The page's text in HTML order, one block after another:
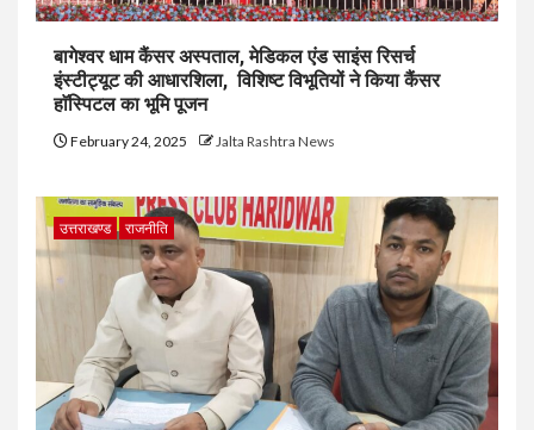
बागेश्वर धाम कैंसर अस्पताल, मेडिकल एंड साइंस रिसर्च
इंस्टीट्यूट की आधारशिला, विशिष्ट विभूतियों ने किया कैंसर
हाॅस्पिटल का भूमि पूजन
February 24, 2025 Jalta Rashtra News
उत्तराखण्ड राजनीति